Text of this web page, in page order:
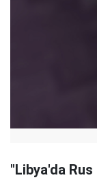
"Libya'da